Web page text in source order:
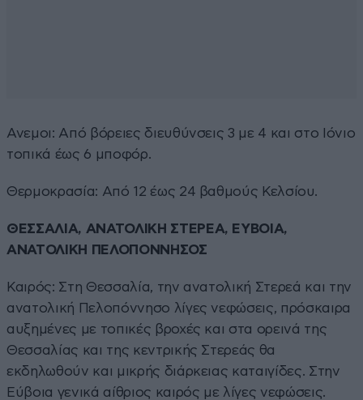
Ανεμοι: Από βόρειες διευθύνσεις 3 με 4 και στο Ιόνιο
τοπικά έως 6 μποφόρ.
Θερμοκρασία: Από 12 έως 24 βαθμούς Κελσίου.
ΘΕΣΣΑΛΙΑ, ΑΝΑΤΟΛΙΚΗ ΣΤΕΡΕΑ, ΕΥΒΟΙΑ,
ΑΝΑΤΟΛΙΚΗ ΠΕΛΟΠΟΝΝΗΣΟΣ
Καιρός: Στη Θεσσαλία, την ανατολική Στερεά και την
ανατολική Πελοπόννησο λίγες νεφώσεις, πρόσκαιρα
αυξημένες με τοπικές βροχές και στα ορεινά της
Θεσσαλίας και της κεντρικής Στερεάς θα
εκδηλωθούν και μικρής διάρκειας καταιγίδες. Στην
Εύβοια γενικά αίθριος καιρός με λίγες νεφώσεις.